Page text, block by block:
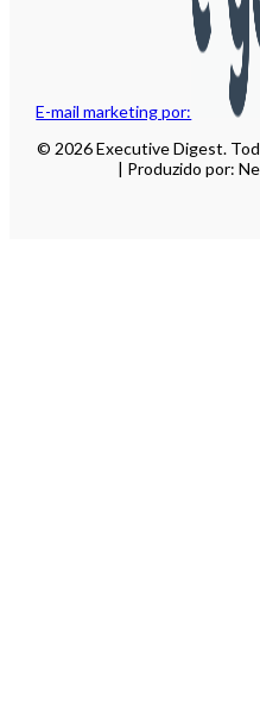
E-mail marketing por:
© 2026 Executive Digest.
| Produzido por: